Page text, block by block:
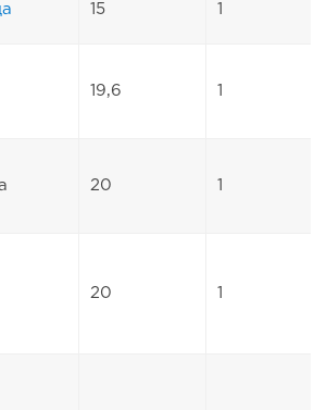
15 1
19,6 1
20 1
20 1